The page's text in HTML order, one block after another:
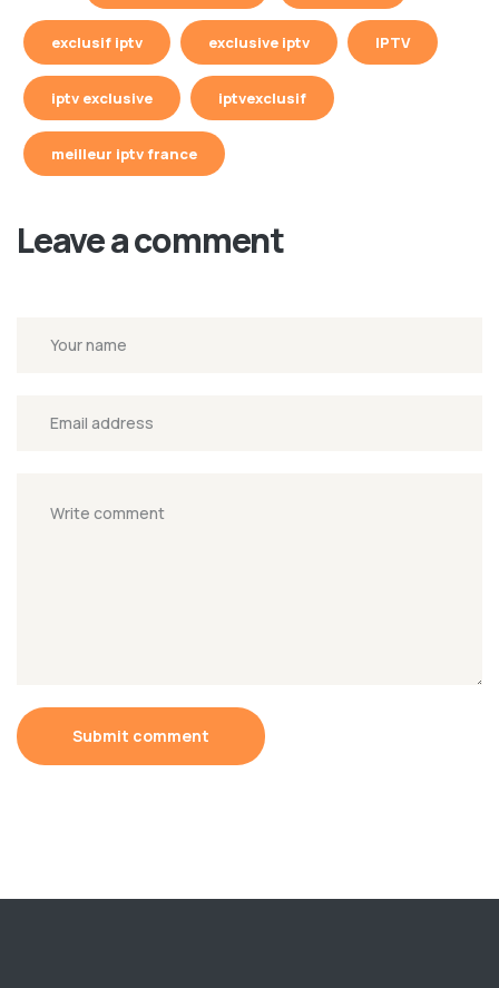
exclusif iptv exclusive iptv IPTV
iptv exclusive iptvexclusif
meilleur iptv france
Leave a comment
Submit comment